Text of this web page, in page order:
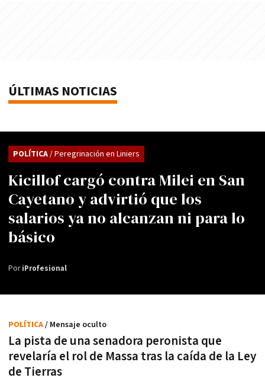
ÚLTIMAS NOTICIAS
Kicillof cargó contra Milei en San
Cayetano y advirtió que los
salarios ya no alcanzan ni para lo
básico
POLÍTICA/ Peregrinación en Liniers
PoriProfesional
La pista de una senadora peronista que
revelaría el rol de Massa tras la caída de la Ley
de Tierras
POLÍTICA/ Mensaje oculto